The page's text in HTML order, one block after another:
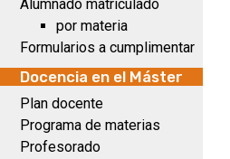
Alumnado matriculado
por materia
Formularios a cumplimentar
Docencia en el Máster
Plan docente
Programa de materias
Profesorado